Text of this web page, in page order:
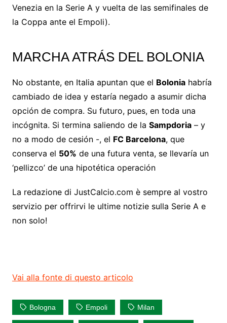
Venezia en la Serie A y vuelta de las semifinales de
la Coppa ante el Empoli).
MARCHA ATRÁS DEL BOLONIA
No obstante, en Italia apuntan que el Boloniahabría
cambiado de idea y estaría negado a asumir dicha
opción de compra. Su futuro, pues, en toda una
incógnita. Si termina saliendo de la Sampdoria– y
no a modo de cesión -, el FC Barcelona, que
conserva el 50% de una futura venta, se llevaría un
‘pellizco’ de una hipotética operación
La redazione di JustCalcio.com è sempre al vostro
servizio per offrirvi le ultime notizie sulla Serie A e
non solo!
Vai alla fonte di questo articolo
Bologna Empoli Milan